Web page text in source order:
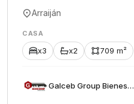
Arraiján
CASA
x3 x2 709 m²
Galceb Group Bienes Raices